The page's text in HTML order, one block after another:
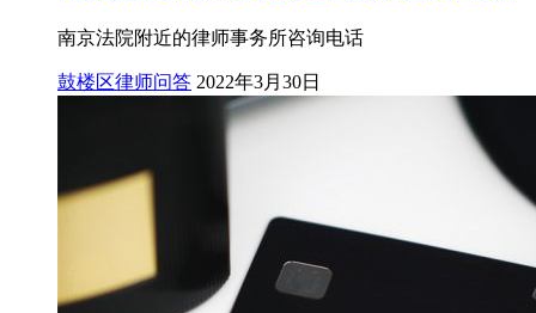
南京法院附近的律师事务所咨询电话
鼓楼区律师问答 2022年3月30日